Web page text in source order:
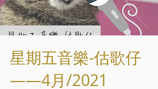
星期五音樂-估歌仔
——4月/2021